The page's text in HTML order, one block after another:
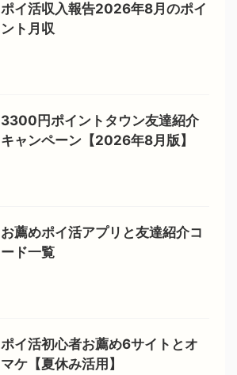
ポイ活収入報告2026年8月のポイ
ント月収
3300円ポイントタウン友達紹介
キャンペーン【2026年8月版】
お薦めポイ活アプリと友達紹介コ
ード一覧
ポイ活初心者お薦め6サイトとオ
マケ【夏休み活用】